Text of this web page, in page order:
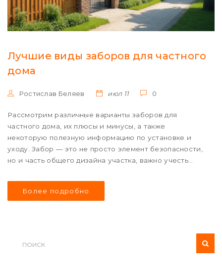
Лучшие виды заборов для частного
дома
Ростислав Беляев июл 11 0
Рассмотрим различные варианты заборов для
частного дома, их плюсы и минусы, а также
некоторую полезную информацию по установке и
уходу. Забор — это не просто элемент безопасности,
но и часть общего дизайна участка, важно учесть
Более подробно